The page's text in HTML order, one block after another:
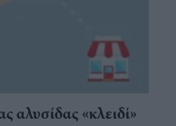
αλυσίδας «κλειδί»